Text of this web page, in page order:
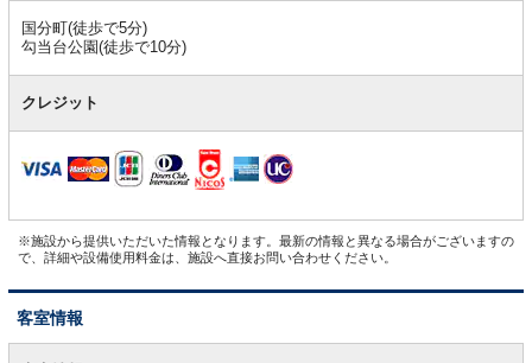
国分町(徒歩で5分)
勾当台公園(徒歩で10分)
クレジット
※施設から提供いただいた情報となります。最新の情報と異なる場合がございますの
で、詳細や設備使用料金は、施設へ直接お問い合わせください。
客室情報